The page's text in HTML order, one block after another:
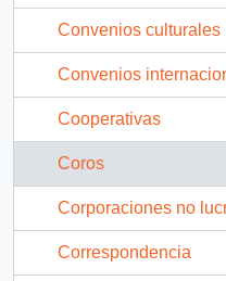
Convenios culturales
Convenios
Cooperativas
Coros
Corporaciones no
Correspondencia